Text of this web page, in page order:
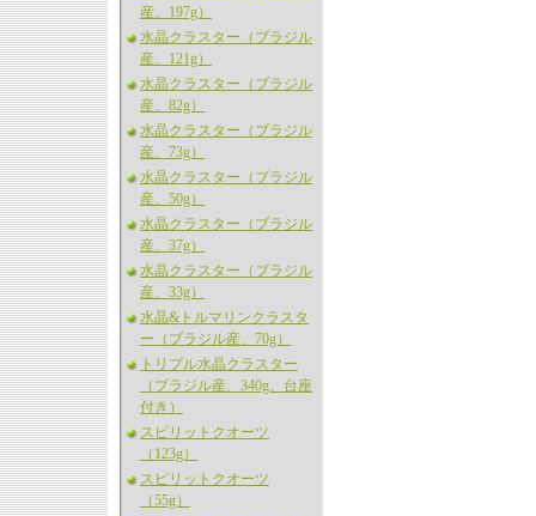
産、197g）
水晶クラスター（ブラジル
産、121g）
水晶クラスター（ブラジル
産、82g）
水晶クラスター（ブラジル
産、73g）
水晶クラスター（ブラジル
産、50g）
水晶クラスター（ブラジル
産、37g）
水晶クラスター（ブラジル
産、33g）
水晶&トルマリンクラスタ
ー（ブラジル産、70g）
トリプル水晶クラスター
（ブラジル産、340g、台座
付き）
スピリットクオーツ
（123g）
スピリットクオーツ
（55g）